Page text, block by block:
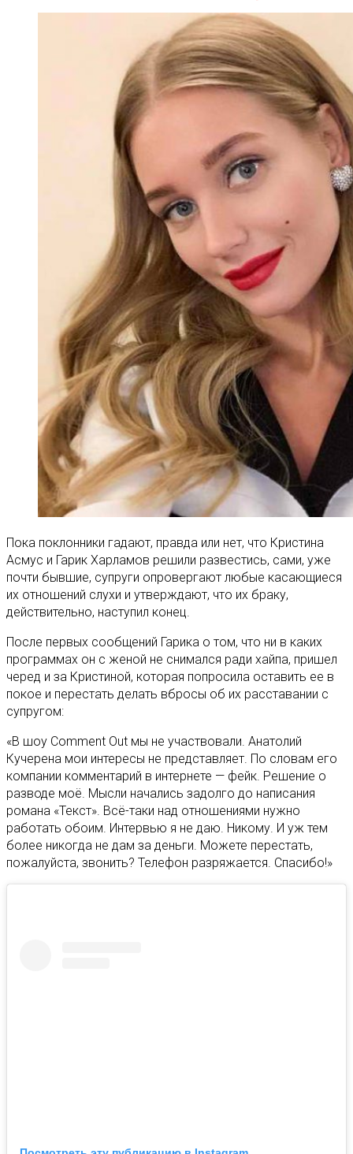
Пока поклонники гадают, правда или нет, что Кристина
Асмус и Гарик Харламов решили развестись, сами, уже
почти бывшие, супруги опровергают любые касающиеся
их отношений слухи и утверждают, что их браку,
действительно, наступил конец.
После первых сообщений Гарика о том, что ни в каких
программах он с женой не снимался ради хайпа, пришел
черед и за Кристиной, которая попросила оставить ее в
покое и перестать делать вбросы об их расставании с
супругом:
«В шоу Comment Out мы не участвовали. Анатолий
Кучерена мои интересы не представляет. По словам его
компании комментарий в интернете — фейк. Решение о
разводе моё. Мысли начались задолго до написания
романа «Текст». Всё-таки над отношениями нужно
работать обоим. Интервью я не даю. Никому. И уж тем
более никогда не дам за деньги. Можете перестать,
пожалуйста, звонить? Телефон разряжается. Спасибо!»